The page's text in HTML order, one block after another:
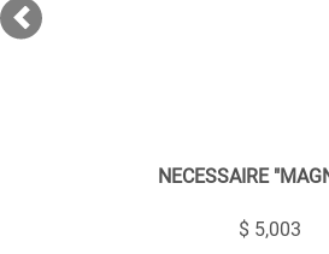
Previous
NECESSAIRE
$ 5,003